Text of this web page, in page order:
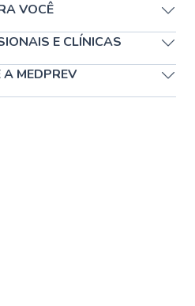
VOCÊ
E CLÍNICAS
A MEDPREV